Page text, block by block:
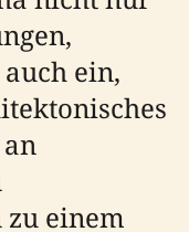
ein,
einem